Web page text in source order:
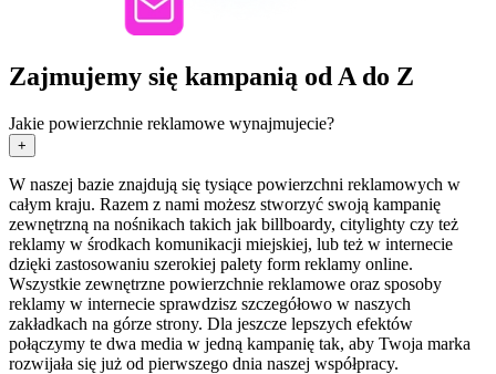
Zajmujemy się kampanią od A do Z
Jakie powierzchnie reklamowe wynajmujecie?
+
W naszej bazie znajdują się tysiące powierzchni reklamowych w
całym kraju. Razem z nami możesz stworzyć swoją kampanię
zewnętrzną na nośnikach takich jak billboardy, citylighty czy też
reklamy w środkach komunikacji miejskiej, lub też w internecie
dzięki zastosowaniu szerokiej palety form reklamy online.
Wszystkie zewnętrzne powierzchnie reklamowe oraz sposoby
reklamy w internecie sprawdzisz szczegółowo w naszych
zakładkach na górze strony. Dla jeszcze lepszych efektów
połączymy te dwa media w jedną kampanię tak, aby Twoja marka
rozwijała się już od pierwszego dnia naszej współpracy.